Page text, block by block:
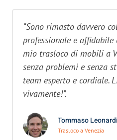
“Sono rimasto davvero
professionale e affidabile
mio trasloco di mobili a
senza problemi e senza
team esperto e cordiale.
vivamente!”.
Tommaso
Trasloco a Venezia